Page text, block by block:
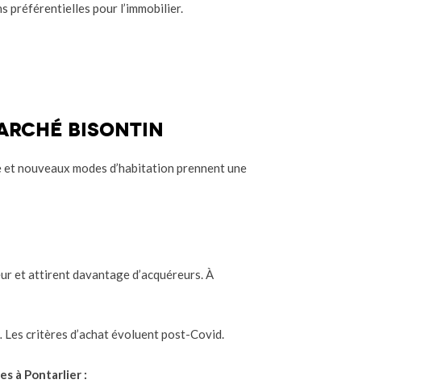
préférentielles pour l’immobilier.
bisontin
nouveaux modes d’habitation prennent une
et attirent davantage d’acquéreurs. À
critères d’achat évoluent post-Covid.
à Pontarlier :